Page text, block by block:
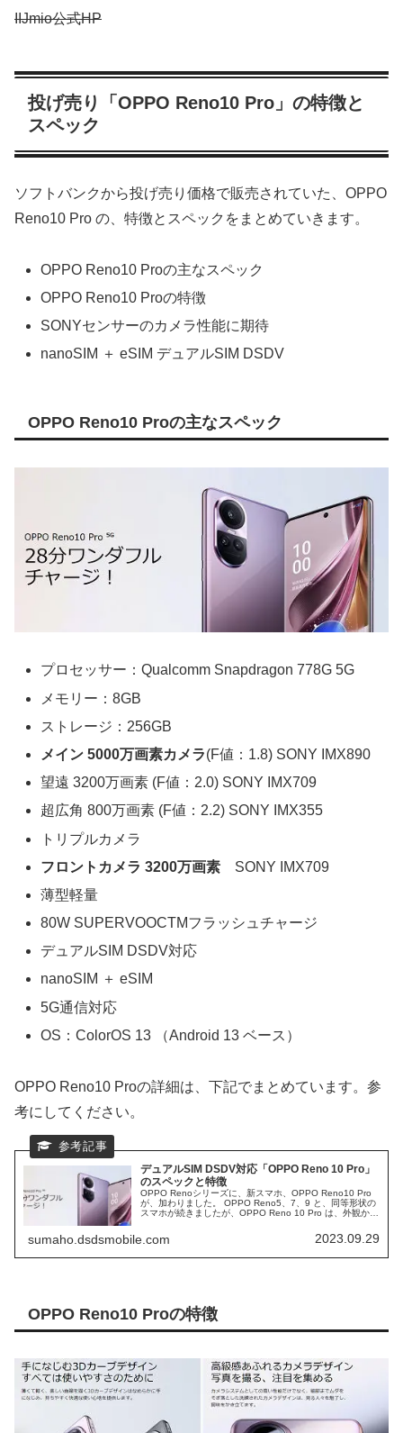
IIJmio公式HP
投げ売り「OPPO Reno10 Pro」の特徴と
スペック
ソフトバンクから投げ売り価格で販売されていた、OPPO
Reno10 Pro の、特徴とスペックをまとめていきます。
OPPO Reno10 Proの主なスペック
OPPO Reno10 Proの特徴
SONYセンサーのカメラ性能に期待
nanoSIM ＋ eSIM デュアルSIM DSDV
OPPO Reno10 Proの主なスペック
プロセッサー：Qualcomm Snapdragon 778G 5G
メモリー：8GB
ストレージ：256GB
メイン 5000万画素カメラ(F値：1.8) SONY IMX890
望遠 3200万画素 (F値：2.0) SONY IMX709
超広角 800万画素 (F値：2.2) SONY IMX355
トリプルカメラ
フロントカメラ 3200万画素 SONY IMX709
薄型軽量
80W SUPERVOOCTMフラッシュチャージ
デュアルSIM DSDV対応
nanoSIM ＋ eSIM
5G通信対応
OS：ColorOS 13 （Android 13 ベース）
OPPO Reno10 Proの詳細は、下記でまとめています。参
考にしてください。
デュアルSIM DSDV対応「OPPO Reno 10 Pro」
のスペックと特徴
OPPO Renoシリーズに、新スマホ、OPPO Reno10 Pro
が、加わりました。 OPPO Reno5、7、9 と、同等形状の
スマホが続きましたが、OPPO Reno 10 Pro は、外観から
OPPO Reno 10 Pro のスペックと特徴をまとめていきま
す。
sumaho.dsdsmobile.com 2023.09.29
OPPO Reno10 Proの特徴